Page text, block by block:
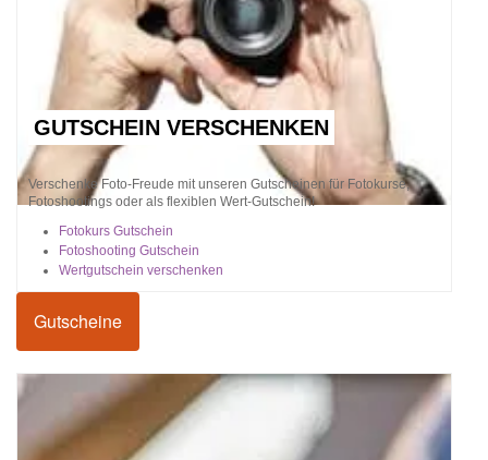
GUTSCHEIN VERSCHENKEN
Verschenke Foto-Freude mit unseren Gutscheinen für Fotokurse,
Fotoshootings oder als flexiblen Wert-Gutschein!
Fotokurs Gutschein
Fotoshooting Gutschein
Wertgutschein verschenken
Gutscheine